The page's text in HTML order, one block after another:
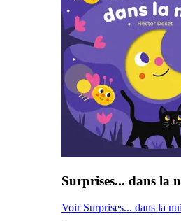
Surprises... dans la
Voir Surprises... dans la